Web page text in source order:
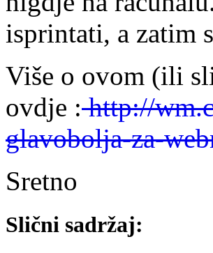
isprintati, a zatim
Više o ovom (ili
ovdje :http://
glavobolja-za-
Sretno
Slični sadržaj: